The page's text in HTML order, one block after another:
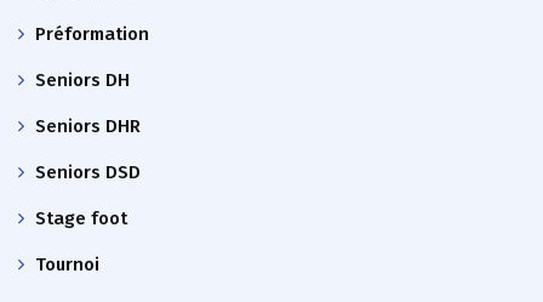
Préformation
Seniors DH
Seniors DHR
Seniors DSD
Stage foot
Tournoi